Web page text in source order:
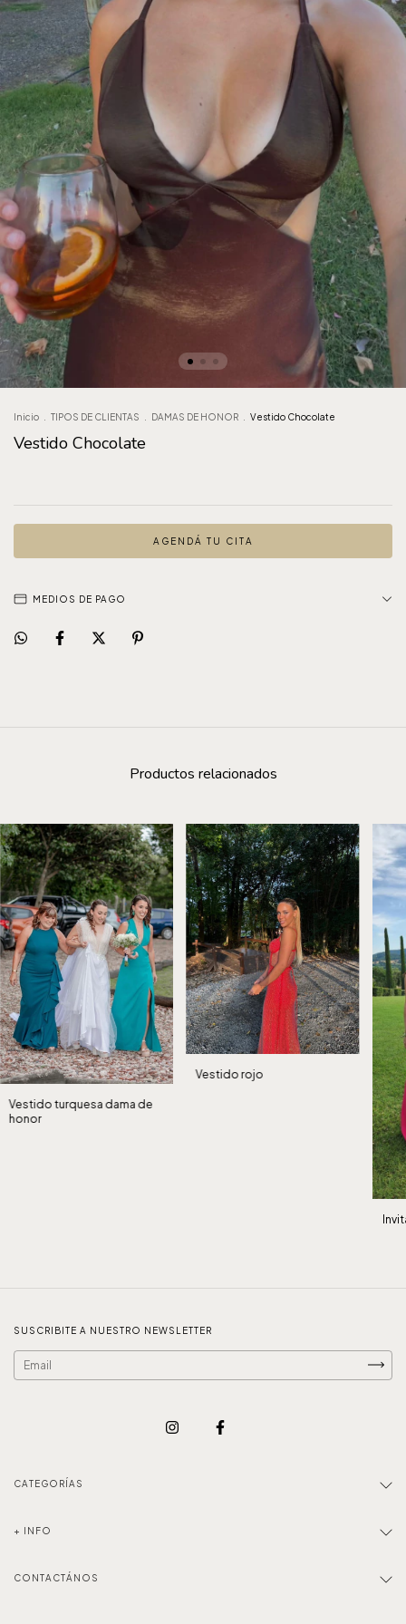
Inicio . TIPOS DE CLIENTAS . DAMAS DE HONOR . Vestido Chocolate
Vestido Chocolate
AGENDÁ TU CITA
MEDIOS DE PAGO
Productos relacionados
Vestido turquesa dama de
honor
Vestido rojo
SUSCRIBITE A NUESTRO NEWSLETTER
CATEGORÍAS
+ INFO
CONTACTÁNOS